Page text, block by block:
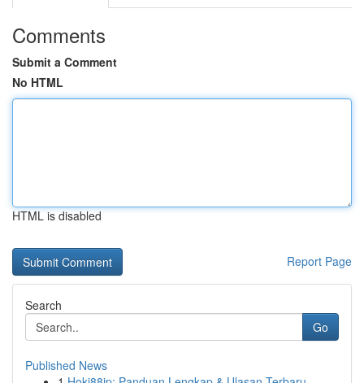
Comments
Submit a Comment
No HTML
HTML is disabled
Report Page
Search
Go
Published News